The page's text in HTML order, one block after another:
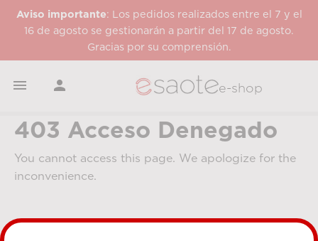
Aviso importante: Los pedidos realizados entre el 7 y el
16 de agosto se gestionarán a partir del 17 de agosto.
Gracias por su comprensión.
  e-shop
403 Acceso Denegado
You cannot access this page. We apologize for the
inconvenience.